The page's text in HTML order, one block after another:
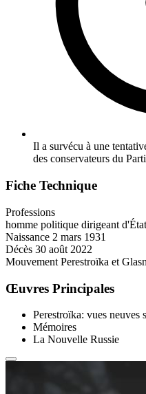
Il a survécu à une
des conservateurs du
Fiche Technique
Professions
homme politique dirigeant d'État
Naissance 2 mars 1931
Décès 30 août 2022
Mouvement Perestroïka et
Œuvres Principales
Perestroïka: vues neuves
Mémoires
La Nouvelle Russie